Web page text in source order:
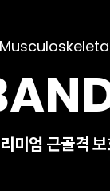
미엄 근골격